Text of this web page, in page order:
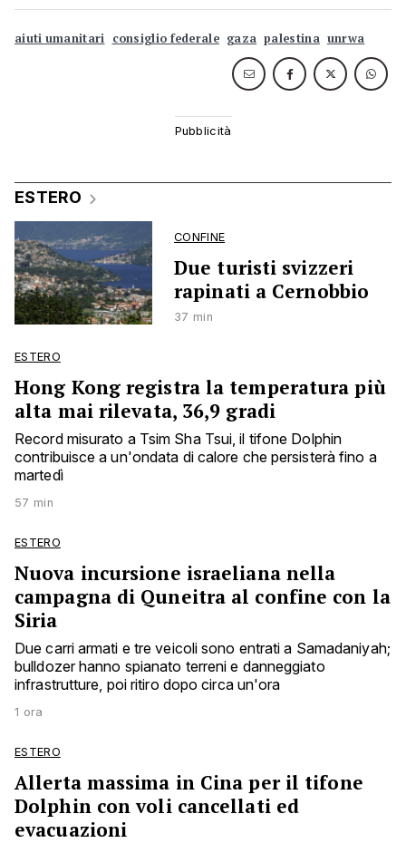
aiuti umanitari consiglio federale gaza palestina unrwa
ESTERO
CONFINE
Due turisti svizzeri
rapinati a Cernobbio
37 min
ESTERO
Hong Kong registra la temperatura più
alta mai rilevata, 36,9 gradi
Record misurato a Tsim Sha Tsui, il tifone Dolphin
contribuisce a un'ondata di calore che persisterà fino a
martedì
57 min
ESTERO
Nuova incursione israeliana nella
campagna di Quneitra al confine con la
Siria
Due carri armati e tre veicoli sono entrati a Samadaniyah;
bulldozer hanno spianato terreni e danneggiato
infrastrutture, poi ritiro dopo circa un'ora
1 ora
ESTERO
Allerta massima in Cina per il tifone
Dolphin con voli cancellati ed
evacuazioni